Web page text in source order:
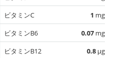
ビタミンC
1 mg
ビタミンB6
0.07 mg
ビタミンB12
0.8 µg